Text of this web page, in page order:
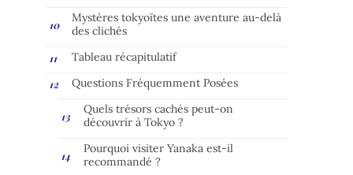
Mystères tokyoïtes une aventure au-delà
des clichés
Tableau récapitulatif
Questions Fréquemment Posées
Quels trésors cachés peut-on
découvrir à Tokyo ?
Pourquoi visiter Yanaka est-il
recommandé ?